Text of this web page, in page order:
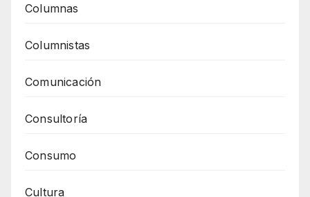
Columnas
Columnistas
Comunicación
Consultoría
Consumo
Cultura